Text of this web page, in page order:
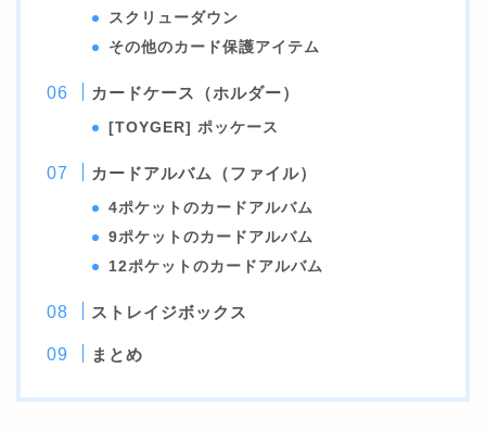
スクリューダウン
その他のカード保護アイテム
カードケース（ホルダー）
[TOYGER] ポッケース
カードアルバム（ファイル）
4ポケットのカードアルバム
9ポケットのカードアルバム
12ポケットのカードアルバム
ストレイ ジボックス
まとめ